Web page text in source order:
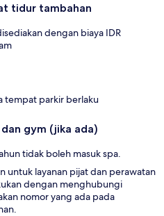
tidur tambahan
dengan biaya IDR
tempat parkir berlaku
gym (jika ada)
tidak boleh masuk spa.
untuk layanan pijat dan perawatan
dengan menghubungi
nomor yang ada pada